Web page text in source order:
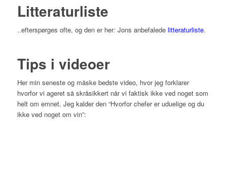
Litteraturliste
..efterspørges ofte, og den er her: Jons anbefalede litteraturliste.
Tips i videoer
Her min seneste og måske bedste video, hvor jeg forklarer
hvorfor vi ageret så skråsikkert når vi faktisk ikke ved noget som
helt om emnet. Jeg kalder den “Hvorfor chefer er uduelige og du
ikke ved noget om vin”: